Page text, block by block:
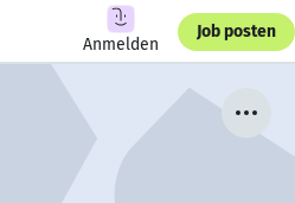
Anmelden
Job posten